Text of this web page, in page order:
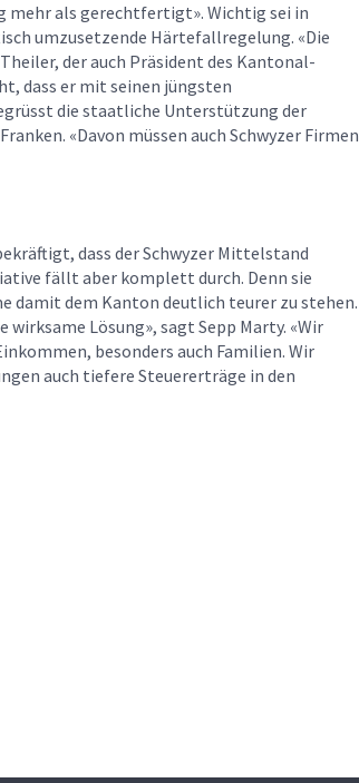
mehr als gerechtfertigt». Wichtig sei in
umzusetzende Härtefallregelung. «Die
der auch Präsident des Kantonal-
dass er mit seinen jüngsten
die staatliche Unterstützung der
«Davon müssen auch Schwyzer Firmen
dass der Schwyzer Mittelstand
fällt aber komplett durch. Denn sie
damit dem Kanton deutlich teurer zu stehen.
wirksame Lösung», sagt Sepp Marty. «Wir
besonders auch Familien. Wir
auch tiefere Steuererträge in den